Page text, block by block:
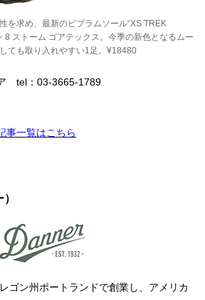
を求め、最新のビブラムソール“XS TREK
8 ストーム ゴアテックス。今季の新色となるムー
ても取り入れやすい1足。¥18480
ア tel：03-3665-1789
事一覧はこちら
ゴン州ポートランドで創業し、アメリカ